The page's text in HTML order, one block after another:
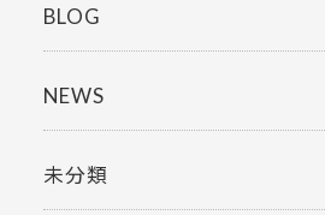
BLOG
NEWS
未分類